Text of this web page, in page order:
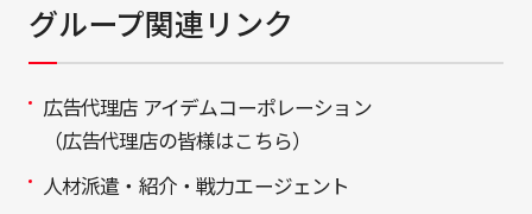
グループ関連リンク
広告代理店 アイデムコーポレーション
（広告代理店の皆様はこちら）
人材派遣・紹介・戦力エージェント